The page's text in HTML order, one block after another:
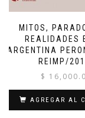
MITOS,
REALIDADES
ARGENTINA
REIMP/
$
AGREGAR AL